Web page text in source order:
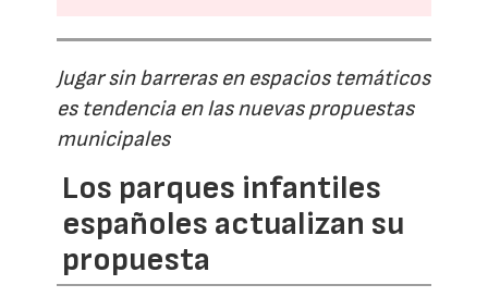
Jugar sin barreras en espacios temáticos
es tendencia en las nuevas propuestas
municipales
Los parques infantiles
españoles actualizan su
propuesta